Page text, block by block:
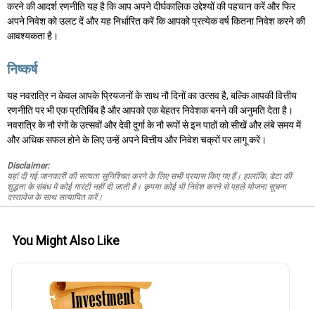
करने की आदर्श रणनीति यह है कि आप अपने दीर्घकालिक उद्देश्यों की पहचान करें और फिर
अपने निवेश को उलट दें और यह निर्धारित करें कि आपको प्रत्येक वर्ष कितना निवेश करने की
आवश्यकता है।
निष्कर्ष
यह नवरात्रि न केवल आपके प्रियजनों के साथ नौ दिनों का उत्सव है, बल्कि आपकी वित्तीय
रणनीति पर भी एक प्रतिबिंब है और आपको एक बेहतर निवेशक बनने की अनुमति देता है।
नवरात्रि के नौ रंगों के उत्सवों और देवी दुर्गा के नौ रूपों से इन पाठों को सीखें और लंबे समय में
और अधिक सफल होने के लिए उन्हें अपने वित्तीय और निवेश चक्रों पर लागू करें।
Disclaimer:
यहां दी गई जानकारी की सत्यता सुनिश्चित करने के लिए सभी प्रयास किए गए हैं। हालांकि, डेटा की
शुद्धता के संबंध में कोई गारंटी नहीं दी जाती है। कृपया कोई भी निवेश करने से पहले योजना सूचना
दस्तावेज के साथ सत्यापित करें।
You Might Also Like